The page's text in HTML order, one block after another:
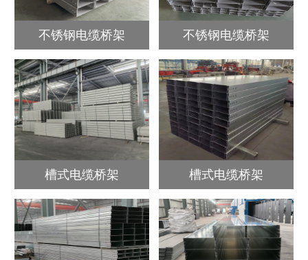
不锈钢电缆桥架 不锈钢电缆桥架
槽式电缆桥架 槽式电缆桥架